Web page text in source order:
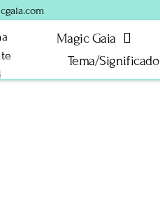
Magic Gaia
Tema/Significado